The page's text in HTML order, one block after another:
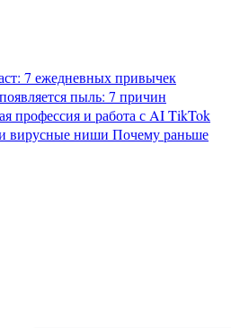
7 ежедневных привычек
пыль: 7 причин
профессия и работа с AITikTok
вирусные ниши Почему раньше